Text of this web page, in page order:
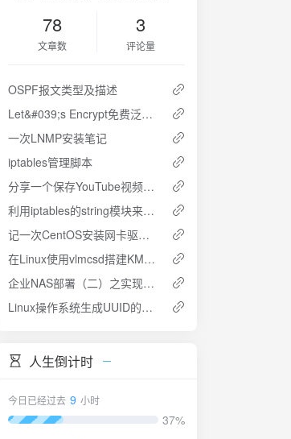
78
文章数
3
评论量
OSPF报文类型及描述
Let&#039;s Encrypt免费泛域名SSL证书获取
一次LNMP安装笔记
iptables管理脚本
分享一个保存YouTube视频到本地的办法
利用iptables的string模块来屏蔽域名（关键词匹配）
记一次CentOS安装网卡驱动的记录
在Linux使用vlmcsd搭建KMS服务器激活Windows
企业NAS部署（二）之实现用户自助修改密码
Linux操作系统生成UUID的方法
人生倒计时
今日已经过去 9 小时
37%